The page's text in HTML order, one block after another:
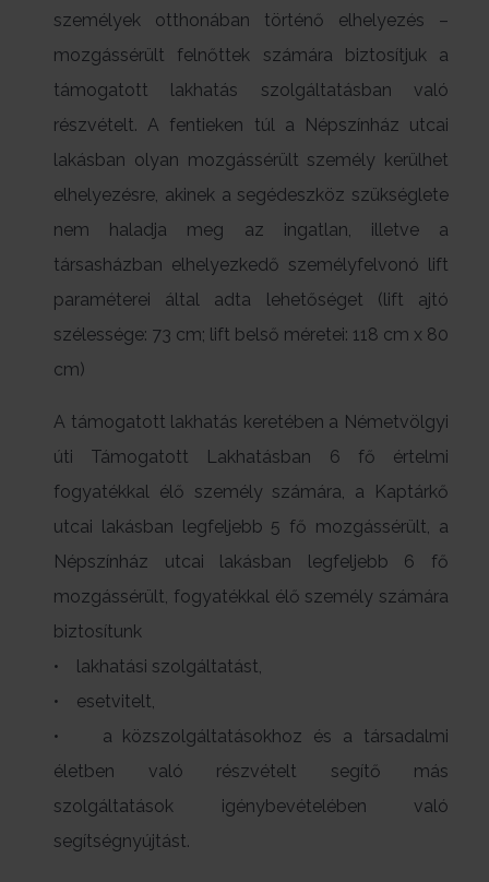
személyek otthonában történő elhelyezés –
mozgássérült felnőttek számára biztosítjuk a
támogatott lakhatás szolgáltatásban való
részvételt. A fentieken túl a Népszínház utcai
lakásban olyan mozgássérült személy kerülhet
elhelyezésre, akinek a segédeszköz szükséglete
nem haladja meg az ingatlan, illetve a
társasházban elhelyezkedő személyfelvonó lift
paraméterei által adta lehetőséget (lift ajtó
szélessége: 73 cm; lift belső méretei: 118 cm x 80
cm)
A támogatott lakhatás keretében a Németvölgyi
úti Támogatott Lakhatásban 6 fő értelmi
fogyatékkal élő személy számára, a Kaptárkő
utcai lakásban legfeljebb 5 fő mozgássérült, a
Népszínház utcai lakásban legfeljebb 6 fő
mozgássérült, fogyatékkal élő személy számára
biztosítunk
• lakhatási szolgáltatást,
• esetvitelt,
• a közszolgáltatásokhoz és a társadalmi
életben való részvételt segítő más
szolgáltatások igénybevételében való
segítségnyújtást.